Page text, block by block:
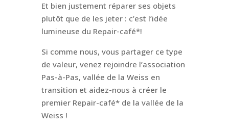
Et bien justement réparer ses objets
plutôt que de les jeter : c’est l’idée
lumineuse du Repair-café*!
Si comme nous, vous partager ce type
de valeur, venez rejoindre l’association
Pas-à-Pas, vallée de la Weiss en
transition et aidez-nous à créer le
premier Repair-café* de la vallée de la
Weiss !